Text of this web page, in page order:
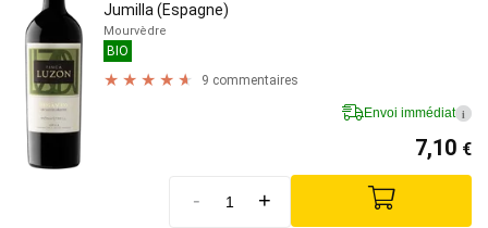
Jumilla (Espagne)
Mourvèdre
BIO
9 commentaires
Envoi immédiat i
7,10 €
- +